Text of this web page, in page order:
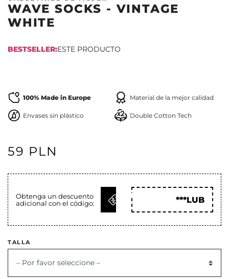
WAVE SOCKS - VINTAGE
WHITE
BESTSELLER:ESTE PRODUCTO
100% Made in Europe Material de la mejor calidad
Envases sin plástico Double Cotton Tech
59 PLN
Obtenga un descuento
adicional con el código:
OBTENER
***LUB
TALLA
– Por favor seleccione –